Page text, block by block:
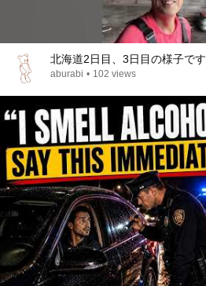
北海道2日目、3日目の様子です
aburabi • 102 views